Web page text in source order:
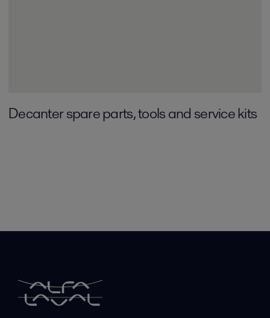
Decanter spare parts, tools and service kits